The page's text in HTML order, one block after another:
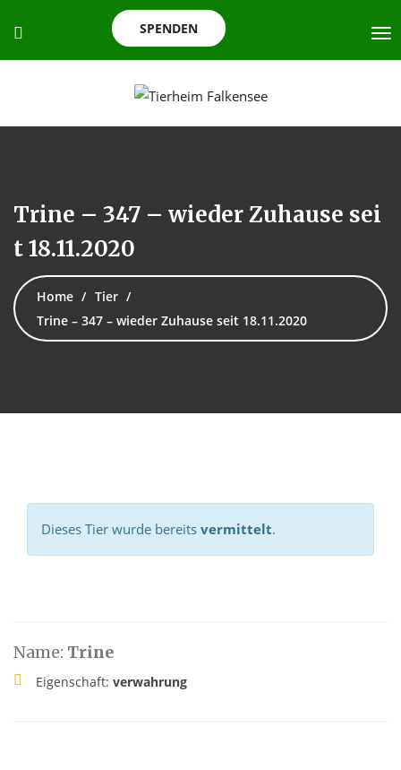
SPENDEN
Trine – 347 – wieder Zuhause sei
t 18.11.2020
Home
Tier
Trine – 347 – wieder Zuhause seit 18.11.2020
Dieses Tier wurde bereits vermittelt.
Name: Trine
Eigenschaft: verwahrung